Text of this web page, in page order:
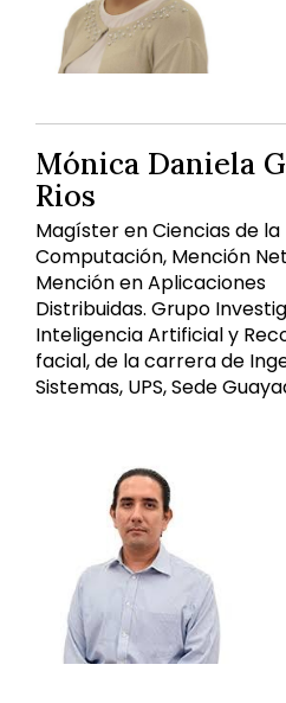
Mónica Daniela
Rios
Magíster en Ciencias de la
Computación, Mención
Mención en Aplicaciones
Distribuidas. Grupo
Inteligencia Artificial y
facial, de la carrera de
Sistemas, UPS, Sede